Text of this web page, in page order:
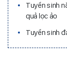
Tuyển sinh
quả lọc ảo
Tuyển sinh